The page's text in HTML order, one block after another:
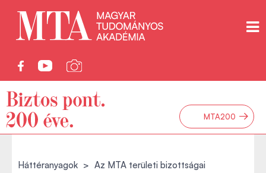
MTA200 →
Háttéranyagok Az MTA területi bizottságai